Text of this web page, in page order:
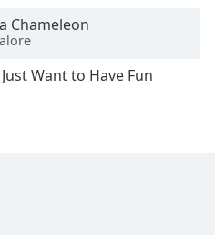
Chameleon
Want to Have Fun